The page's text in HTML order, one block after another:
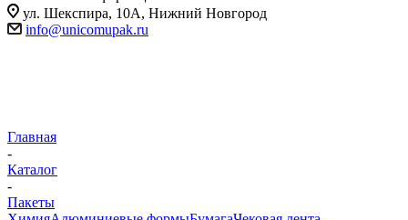
ул. Шекспира, 10А, Нижний Новгород
info@unicomupak.ru
Главная
-
Каталог
-
Пакеты